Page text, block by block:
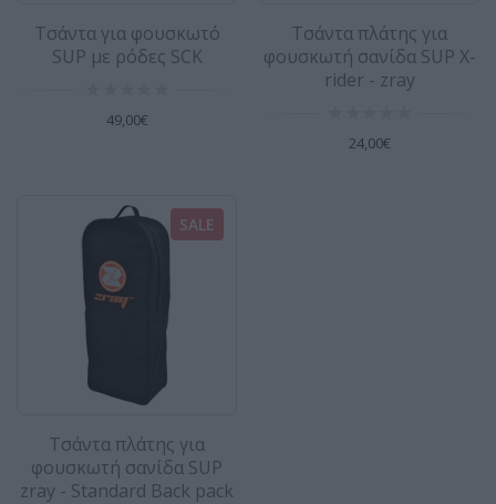
15L - Ιδανική για Camping, Παραλία &
Θαλάσσια Σπορ!..
Τσάντα για φουσκωτό
SUP με ρόδες SCK
49,00€
Τσάντα πλάτης για
φουσκωτή σανίδα SUP X-
rider - zray
24,00€
SALE
Τσάντα πλάτης για
φουσκωτή σανίδα SUP
zray - Standard Back pack